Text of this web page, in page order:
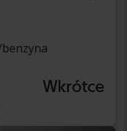
Wkrótce